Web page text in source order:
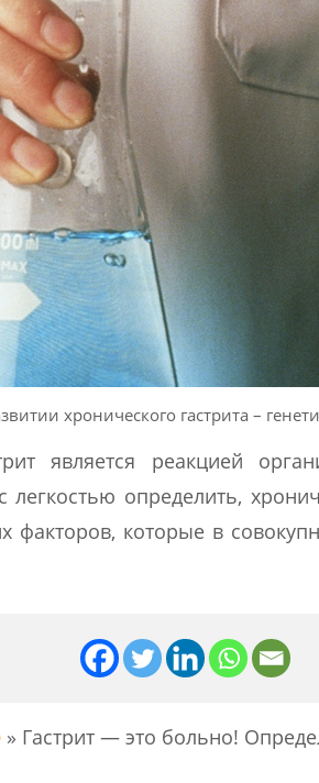
хронического гастрита –
является реакцией
определить,
факторов, которые в
» Гастрит — это больно!